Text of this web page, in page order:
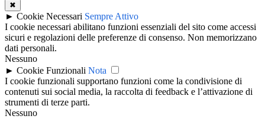
✖
► Cookie Necessari Sempre Attivo
I cookie necessari abilitano funzioni essenziali del sito come accessi
sicuri e regolazioni delle preferenze di consenso. Non memorizzano
dati personali.
Nessuno
► Cookie Funzionali Nota
I cookie funzionali supportano funzioni come la condivisione di
contenuti sui social media, la raccolta di feedback e l’attivazione di
strumenti di terze parti.
Nessuno